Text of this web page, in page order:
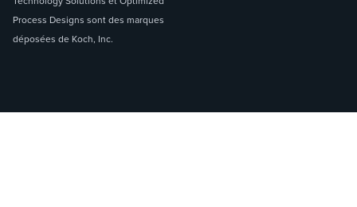
Process Designs sont des marques
déposées de Koch, Inc.